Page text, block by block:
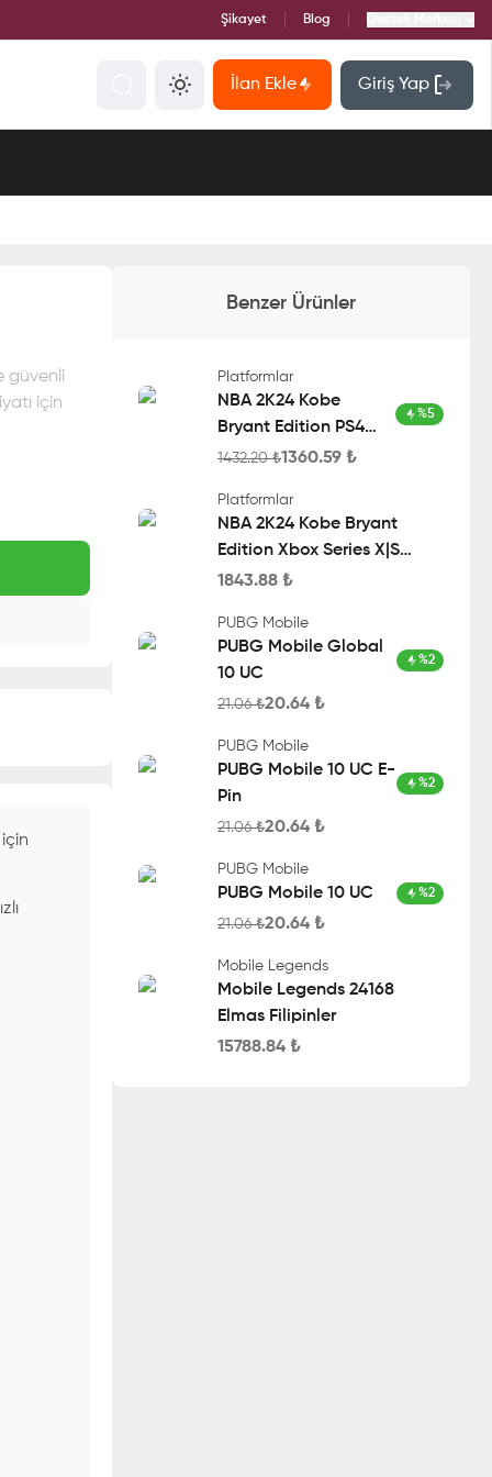
Şikayet Blog
İlan Ekle Giriş Yap
güvenli
için
Benzer Ürünler
Platformlar
NBA 2K24 Kobe
Bryant Edition PS4
Account
%5
1432.20₺1360.59 ₺
Platformlar
NBA 2K24 Kobe Bryant
Edition Xbox Series X|S
Account
1843.88 ₺
PUBG Mobile
PUBG Mobile Global
10 UC
%2
21.06₺20.64 ₺
PUBG Mobile
PUBG Mobile 10 UC E-
Pin
%2
21.06₺20.64 ₺
PUBG Mobile
PUBG Mobile 10 UC %2
21.06₺20.64 ₺
Mobile Legends
Mobile Legends 24168
Elmas Filipinler
15788.84 ₺